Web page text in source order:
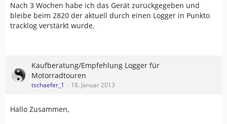
Nach 3 Wochen habe ich das Gerät zurückgegeben und
bleibe beim 2820 der aktuell durch einen Logger in Punkto
tracklog verstärkt wurde.
Kaufberatung/Empfehlung Logger für
Motorradtouren
tschaefer_1 18. Januar 2013
Hallo Zusammen,